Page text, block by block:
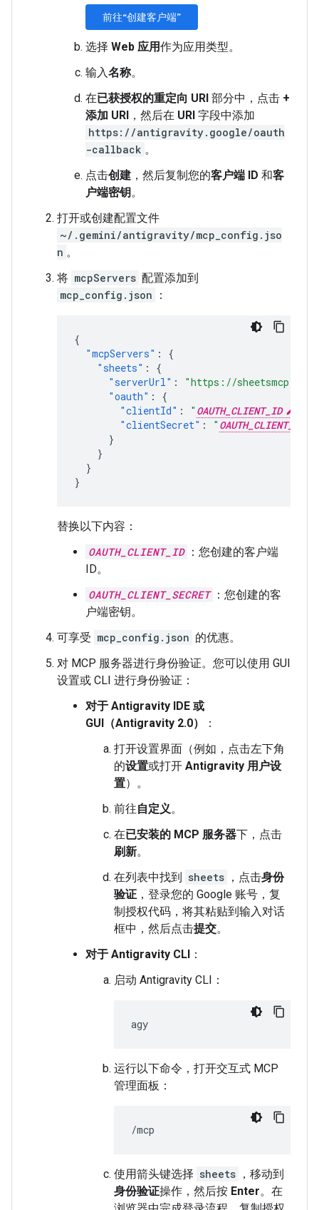
前往“创建客户端”
选择 Web 应用作为应用类型。
输入名称。
在已获授权的重定向 URI 部分中，点击 +
添加 URI ，然后在 URI 字段中添加
https://antigravity.google/oauth
-callback 。
点击创建 ，然后复制您的客户端 ID 和客
户端密钥。
打开或创建配置文件
~/.gemini/antigravity/mcp_config.jso
n 。
将 mcpServers 配置添加到
mcp_config.json
：
{
"mcpServers" :
{
"sheets" :
{
"serverUrl" :
"https://
"oauth" :
{
"clientId" : " OAUTH_CLIENT_ID
"clientSecret" : "
}
}
}
}
替换以下内容：
OAUTH_CLIENT_ID ：您创建的客户端
ID。
OAUTH_CLIENT_SECRET ：您创建的客
户端密钥。
可享受 mcp_config.json 的优惠。
对 MCP 服务器进行身份验证。您可以使用 GUI
设置或 CLI 进行身份验证：
对于 Antigravity IDE 或
GUI（Antigravity 2.0）
：
打开设置界面（例如，点击左下角
的设置或打开 Antigravity 用户设
置）。
前往自定义。
在已安装的 MCP 服务器下，点击
刷新。
在列表中找到 sheets ，点击身份
验证 ，登录您的 Google 账号，复
制授权代码，将其粘贴到输入对话
框中，然后点击提交。
对于 Antigravity CLI ：
启动 Antigravity CLI：
运行以下命令，打开交互式 MCP
管理面板：
使用箭头键选择 sheets ，移动到
身份验证操作，然后按 Enter。在